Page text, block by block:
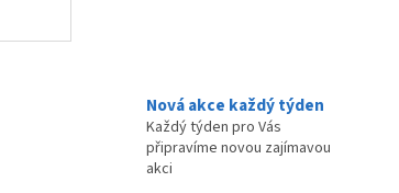
Nová akce každý týden
Každý týden pro Vás
připravíme novou zajímavou
akci